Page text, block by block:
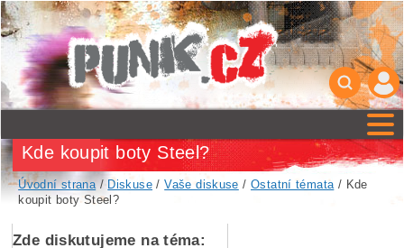
Kde koupit boty Steel?
Úvodní strana/ Diskuse /Vaše diskuse / Ostatní témata/ Kde
koupit boty Steel?
Zde diskutujeme na téma: